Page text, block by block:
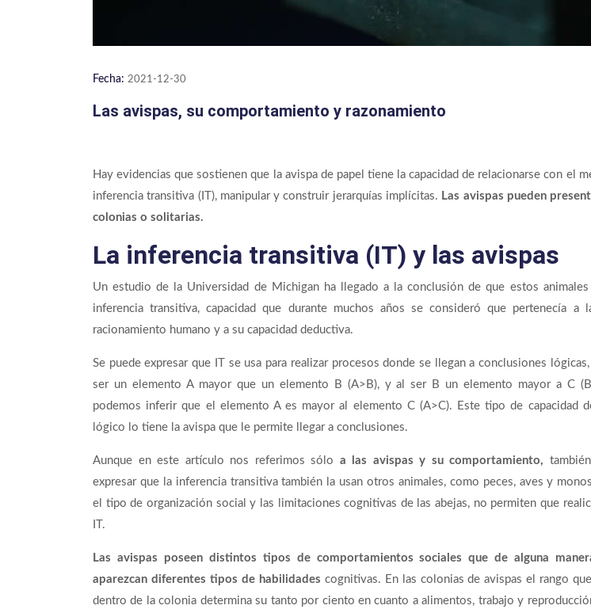
Fecha: 2021-12-30
Las avispas, su comportamiento y razonamiento
Hay evidencias que sostienen que la avispa de papel tiene la capacidad de relacionarse con el
inferencia transitiva (IT), manipular y construir jerarquías implícitas. Las avispas pueden
colonias o solitarias.
La inferencia transitiva (IT) y las avispas
Un estudio de la Universidad de Michigan ha llegado a la conclusión de que estos animales
inferencia transitiva, capacidad que durante muchos años se consideró que pertenecía a
racionamiento humano y a su capacidad deductiva.
Se puede expresar que IT se usa para realizar procesos donde se llegan a conclusiones
ser un elemento A mayor que un elemento B (A>B), y al ser B un elemento mayor a C
podemos inferir que el elemento A es mayor al elemento C (A>C). Este tipo de capacidad
lógico lo tiene la avispa que le permite llegar a conclusiones.
Aunque en este artículo nos referimos sólo a las avispas y su comportamiento,
expresar que la inferencia transitiva también la usan otros animales, como peces, aves y
el tipo de organización social y las limitaciones cognitivas de las abejas, no permiten que
IT.
Las avispas poseen distintos tipos de comportamientos sociales que de alguna
aparezcan diferentes tipos de habilidades cognitivas. En las colonias de avispas el rango
dentro de la colonia determina su tanto por ciento en cuanto a alimentos, trabajo y